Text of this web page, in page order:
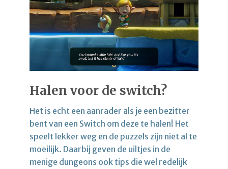
Halen voor de switch?
Het is echt een aanrader als je een bezitter
bent van een Switch om deze te halen! Het
speelt lekker weg en de puzzels zijn niet al te
moeilijk. Daarbij geven de uiltjes in de
menige dungeons ook tips die wel redelijk